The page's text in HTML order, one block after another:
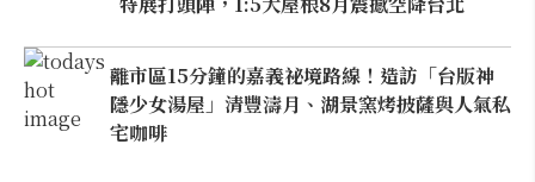
離市區15分鐘的嘉義祕境路線！造訪「台版神
隱少女湯屋」清豐濤月、湖景窯烤披薩與人氣私
宅咖啡